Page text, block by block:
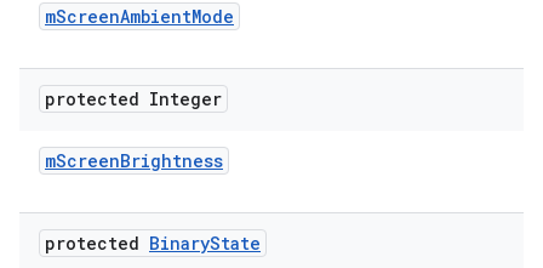
mScreenAmbientMode
protected Integer
mScreenBrightness
protected BinaryState